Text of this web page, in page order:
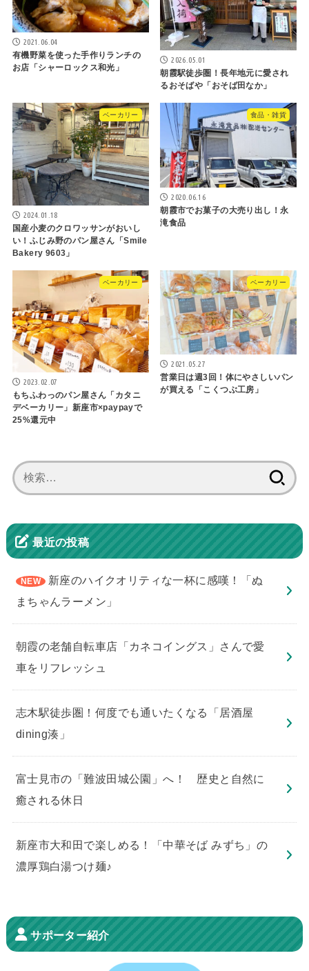
2021.06.04
有機野菜を使った手作りランチの
お店「シャーロックス和光」
2026.05.01
朝霞駅徒歩圏！長年地元に愛され
るおそばや「おそば田なか」
ベーカリー
2024.01.18
国産小麦のクロワッサンがおいし
い！ふじみ野のパン屋さん「Smile
Bakery 9603」
食品・雑貨
2020.06.16
朝霞市でお菓子の大売り出し！永
滝食品
ベーカリー
2023.02.07
もちふわっのパン屋さん「カタニ
デベーカリー」新座市×paypayで
25%還元中
ベーカリー
2021.05.27
営業日は週3回！体にやさしいパン
が買える「こくつぶ工房」
索:
最近の投稿
新座のハイクオリティな一杯に感嘆！「ぬ
まちゃんラーメン」
朝霞の老舗自転車店「カネコイングス」さんで愛
車をリフレッシュ
志木駅徒歩圏！何度でも通いたくなる「居酒屋
dining湊」
​富士見市の「難波田城公園」へ！ 歴史と自然に
癒される休日
新座市大和田で楽しめる！「中華そば みずち」の
濃厚鶏白湯つけ麺♪
サポーター紹介